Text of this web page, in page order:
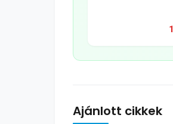
Ajánlott cikkek